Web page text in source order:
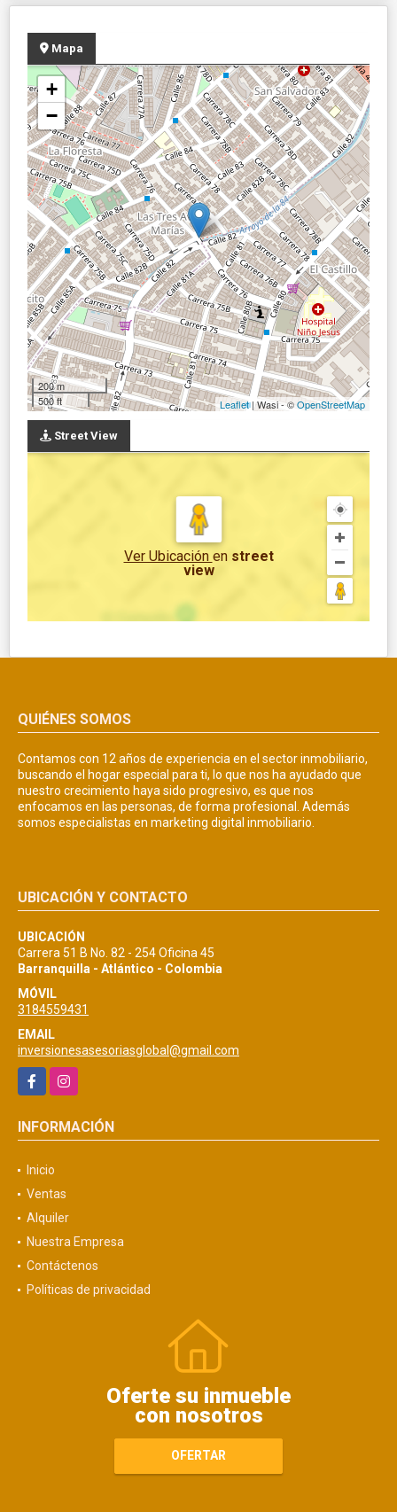
Mapa
+
−
200 m
500 ft
Leaflet| Wasi - ©OpenStreetMap
Street View
Ver Ubicación en street
view
QUIÉNES SOMOS
Contamos con 12 años de experiencia en el sector inmobiliario,
buscando el hogar especial para ti, lo que nos ha ayudado que
nuestro crecimiento haya sido progresivo, es que nos
enfocamos en las personas, de forma profesional. Además
somos especialistas en marketing digital inmobiliario.
UBICACIÓN Y CONTACTO
UBICACIÓN
Carrera 51 B No. 82 - 254 Oficina 45
Barranquilla - Atlántico - Colombia
MÓVIL
3184559431
EMAIL
inversionesasesoriasglobal@gmail.com
FacebookInstagram
INFORMACIÓN
Inicio
Ventas
Alquiler
Nuestra Empresa
Contáctenos
Políticas de privacidad
Oferte su inmueble
con nosotros
OFERTAR